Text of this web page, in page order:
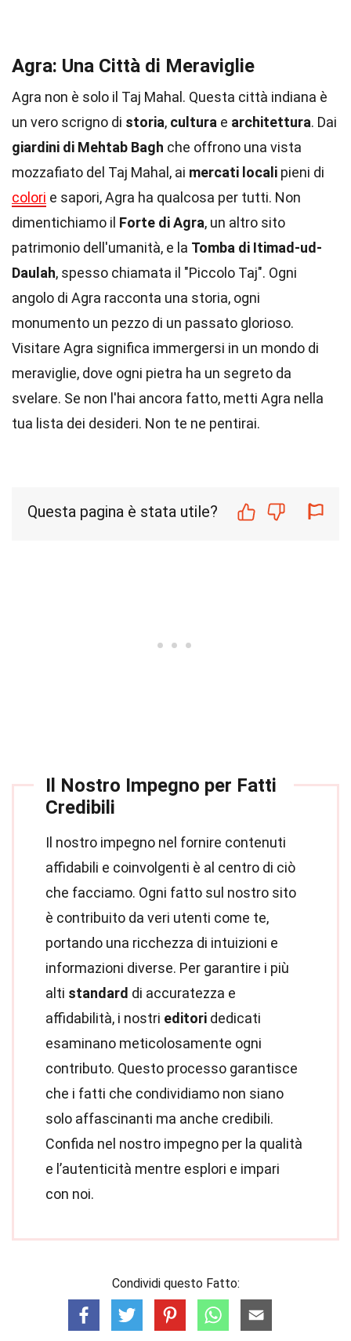
Agra: Una Città di Meraviglie
Agra non è solo il Taj Mahal. Questa città indiana è
un vero scrigno di storia, cultura e architettura. Dai
giardini di Mehtab Bagh che offrono una vista
mozzafiato del Taj Mahal, ai mercati locali pieni di
colori e sapori, Agra ha qualcosa per tutti. Non
dimentichiamo il Forte di Agra, un altro sito
patrimonio dell'umanità, e la Tomba di Itimad-ud-
Daulah, spesso chiamata il "Piccolo Taj". Ogni
angolo di Agra racconta una storia, ogni
monumento un pezzo di un passato glorioso.
Visitare Agra significa immergersi in un mondo di
meraviglie, dove ogni pietra ha un segreto da
svelare. Se non l'hai ancora fatto, metti Agra nella
tua lista dei desideri. Non te ne pentirai.
Questa pagina è stata utile?
Il Nostro Impegno per Fatti
Credibili
Il nostro impegno nel fornire contenuti
affidabili e coinvolgenti è al centro di ciò
che facciamo. Ogni fatto sul nostro sito
è contribuito da veri utenti come te,
portando una ricchezza di intuizioni e
informazioni diverse. Per garantire i più
alti standard di accuratezza e
affidabilità, i nostri editori dedicati
esaminano meticolosamente ogni
contributo. Questo processo garantisce
che i fatti che condividiamo non siano
solo affascinanti ma anche credibili.
Confida nel nostro impegno per la qualità
e l’autenticità mentre esplori e impari
con noi.
Condividi questo Fatto: